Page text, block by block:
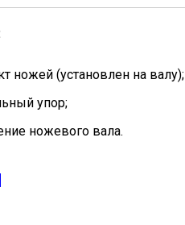
ножей (установлен на валу);
упор;
ножевого вала.